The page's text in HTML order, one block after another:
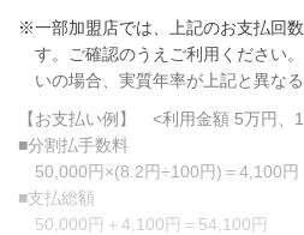
※一部加盟店では、上記のお支払回
す。ご確認のうえご利用ください
いの場合、実質年率が上記と異な
【お支払い例】 <利用金額 5万円、
■分割払手数料
50,000円×(8.2円÷100円)＝4,100円
■支払総額
50,000円＋4,100円＝54,100円